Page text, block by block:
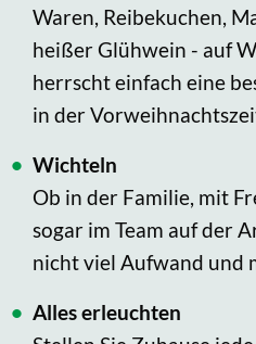
Waren, Reibekuchen,
heißer Glühwein - auf
herrscht einfach eine
in der
Wichteln
Ob in der Familie, mit
sogar im Team auf der
nicht viel Aufwand und
Alles erleuchten